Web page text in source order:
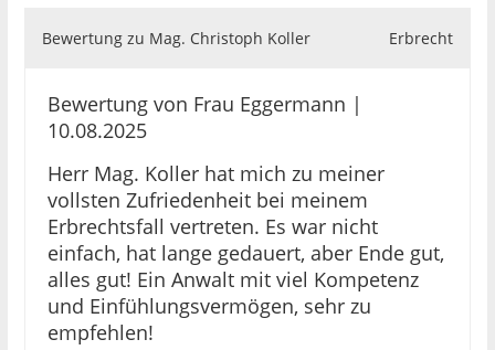
Bewertung zu Mag. Christoph Koller Erbrecht
Bewertung von Frau Eggermann |
10.08.2025
Herr Mag. Koller hat mich zu meiner
vollsten Zufriedenheit bei meinem
Erbrechtsfall vertreten. Es war nicht
einfach, hat lange gedauert, aber Ende gut,
alles gut! Ein Anwalt mit viel Kompetenz
und Einfühlungsvermögen, sehr zu
empfehlen!